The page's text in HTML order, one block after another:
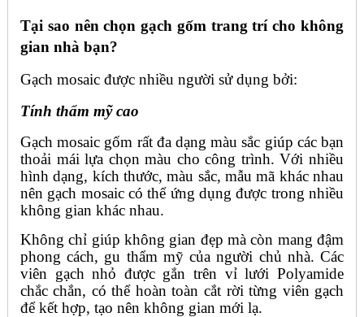
Tại sao nên chọn gạch gốm trang trí cho không
gian nhà bạn?
Gạch mosaic được nhiều người sử dụng bởi:
Tính thẩm mỹ cao
Gạch mosaic gốm rất đa dạng màu sắc giúp các bạn
thoải mái lựa chọn màu cho công trình. Với nhiều
hình dạng, kích thước, màu sắc, mẫu mã khác nhau
nên gạch mosaic có thể ứng dụng được trong nhiều
không gian khác nhau.
Không chỉ giúp không gian đẹp mà còn mang đậm
phong cách, gu thẩm mỹ của người chủ nhà. Các
viên gạch nhỏ được gắn trên vỉ lưới Polyamide
chắc chắn, có thể hoàn toàn cắt rời từng viên gạch
để kết hợp, tạo nên không gian mới lạ.